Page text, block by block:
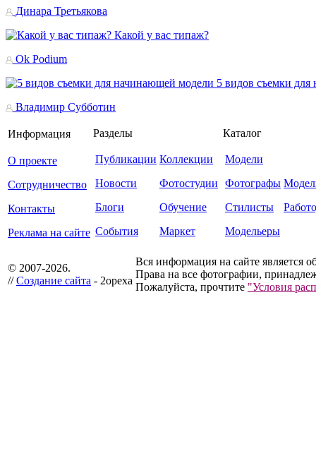
Динара Третьякова
Какой у вас типаж?
Ok Podium
5 видов съемки
Владимир Субботин
Информация
О проекте
Сотрудничество
Контакты
Реклама на сайте
Разделы
Публикации
Новости
Блоги
События
Коллекции
Фотостудии
Обучение
Маркет
Каталог
Модели
Фотографы
Стилисты
Модельеры
© 2007-2026.
//Создание сайта - 2opexa
Вся информация на сайте является
Права на все фотографии,
Пожалуйста, прочтите "Условия